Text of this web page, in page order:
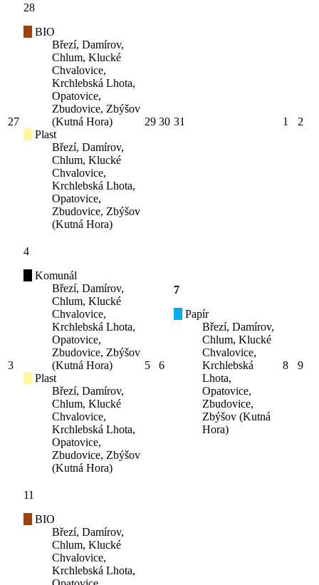
27
28
BIO
Březí, Damírov,
Chlum, Klucké
Chvalovice,
Krchlebská Lhota,
Opatovice,
Zbudovice, Zbýšov
(Kutná Hora)
Plast
Březí, Damírov,
Chlum, Klucké
Chvalovice,
Krchlebská Lhota,
Opatovice,
Zbudovice, Zbýšov
(Kutná Hora)
29 30 31 1 2
3
4
Komunál
Březí, Damírov,
Chlum, Klucké
Chvalovice,
Krchlebská Lhota,
Opatovice,
Zbudovice, Zbýšov
(Kutná Hora)
Plast
Březí, Damírov,
Chlum, Klucké
Chvalovice,
Krchlebská Lhota,
Opatovice,
Zbudovice, Zbýšov
(Kutná Hora)
5 6
7
Papír
Březí, Damírov,
Chlum, Klucké
Chvalovice,
Krchlebská
Lhota,
Opatovice,
Zbudovice,
Zbýšov (Kutná
Hora)
8 9
11
BIO
Březí, Damírov,
Chlum, Klucké
Chvalovice,
Krchlebská Lhota,